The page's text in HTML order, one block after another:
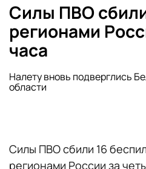
Силы ПВО
регионами
часа
Налету вновь подверглись
области
Силы ПВО сбили 16
регионами России за